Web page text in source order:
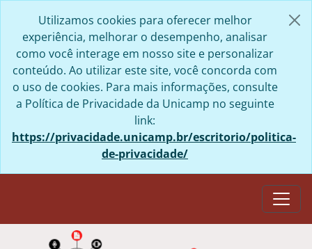
Utilizamos cookies para oferecer melhor
experiência, melhorar o desempenho, analisar
como você interage em nosso site e personalizar
conteúdo. Ao utilizar este site, você concorda com
o uso de cookies. Para mais informações, consulte
a Política de Privacidade da Unicamp no seguinte
link:
https://privacidade.unicamp.br/escritorio/politica-
de-privacidade/